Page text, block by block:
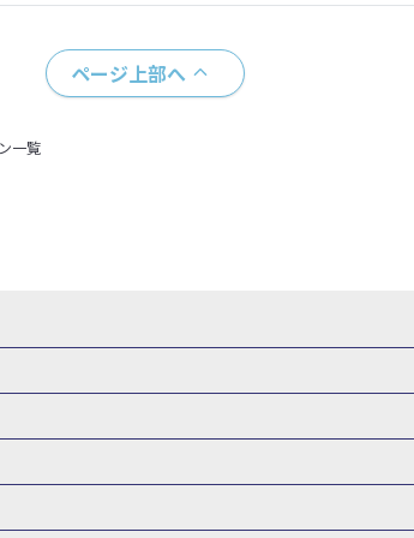
ページ上部へ
一覧
越 山梨県 新潟県 長野県 東海 静岡県
県 和歌山県 四国 徳島県 高知県 香川県
ホテル・旅館 神奈川県ホテル・旅館
埼玉県ホ
・旅館 群馬県ホテル・旅館
富山県ホテ
) 東北 花巻温泉(岩手) 蔵王温泉(山形)
かみ
和倉温泉(石川) 宇奈月温泉(富山) あわら温泉(